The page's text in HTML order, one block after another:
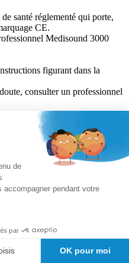
santé réglementé qui porte,
CE.
Medisound 3000
figurant dans la
consulter un professionnel
16/03/2026
que vous pourriez aimer !
Girodmedical
de
accompagner pendant votre
par
OK pour moi